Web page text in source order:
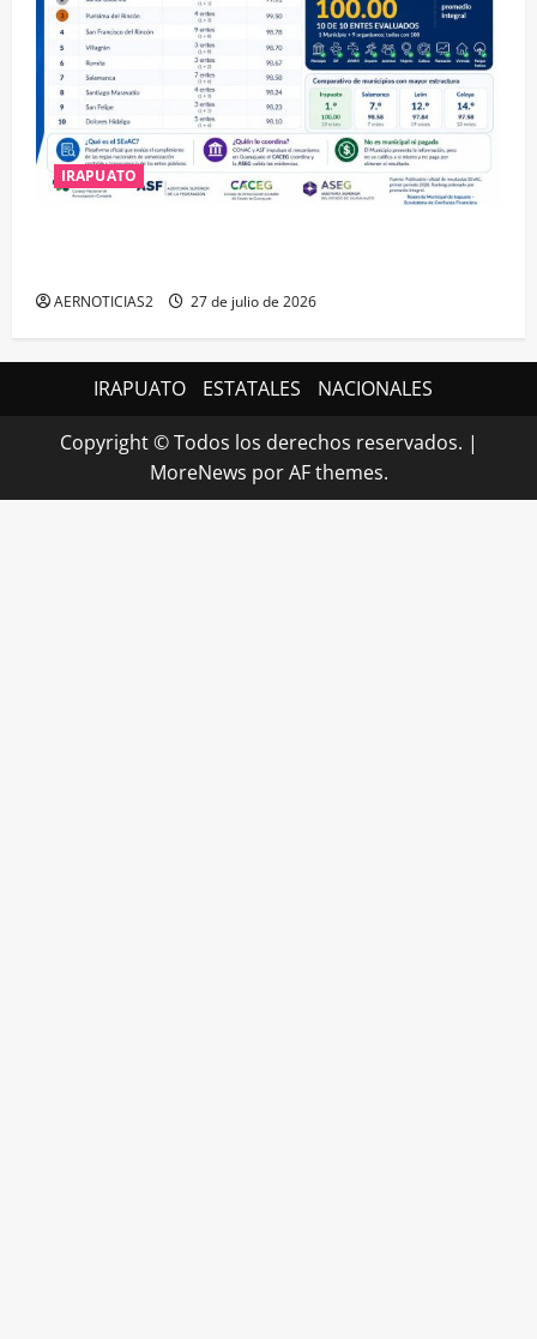
IRAPUATO
AERNOTICIAS2 27 de julio de 2026
IRAPUATO ESTATALES NACIONALES
Copyright © Todos los derechos reservados. |
MoreNews por AF themes.